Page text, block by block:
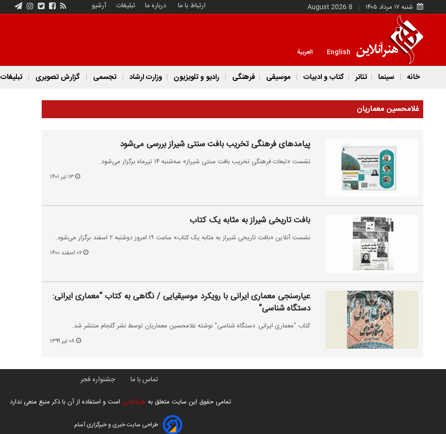
شنبه ۱۷ مرداد ۱۴۰۵ 8 August 2026 ارتباط با ما درباره ما تبلیغات آرشیو
English العربية
خانه سینما تئاتر کتاب و ادبیات موسیقی فرهنگی رادیو و تلویزیون وزارت ارشاد تجسمی گزارش تصویری تبلیغات
غلامحسین معماریان
پیامدهای فرهنگی تخریب بافت سنتی شیراز بررسی می‌شود
نشست «تبعات فرهنگی تخریب بافت سنتی شیراز» سه‌شنبه ۱۴ تیرماه برگزار می‌شود.
۱۳ تیر ۱۴۰۱
بافت تاریخی شیراز به مثابه یک کتاب
نشست آنلاین «بافت تاریخی شیراز به مثابه یک کتاب» ساعت ۱۹ امروز دوشنبه ۲ اسفند برگزار می‌شود.
۰۲ اسفند ۱۴۰۰
عیارسنجی معماری ایرانی با رویکرد موسیقیایی / نگاهی به کتاب "معماری ایرانی:
دستگاه شناسی"
کتاب "معماری ایرانی: دستگاه شناسی" نوشته غلامحسین معماریان توسط نشر گلجام منتشر شد.
تماس با ما جشنواره فجر
تمامی حقوق این سایت متعلق به هنرآنلاین است و استفاده از آن با ذکر منبع منعی ندارد
طراحی سایت خبری و خبرگزاری آسام